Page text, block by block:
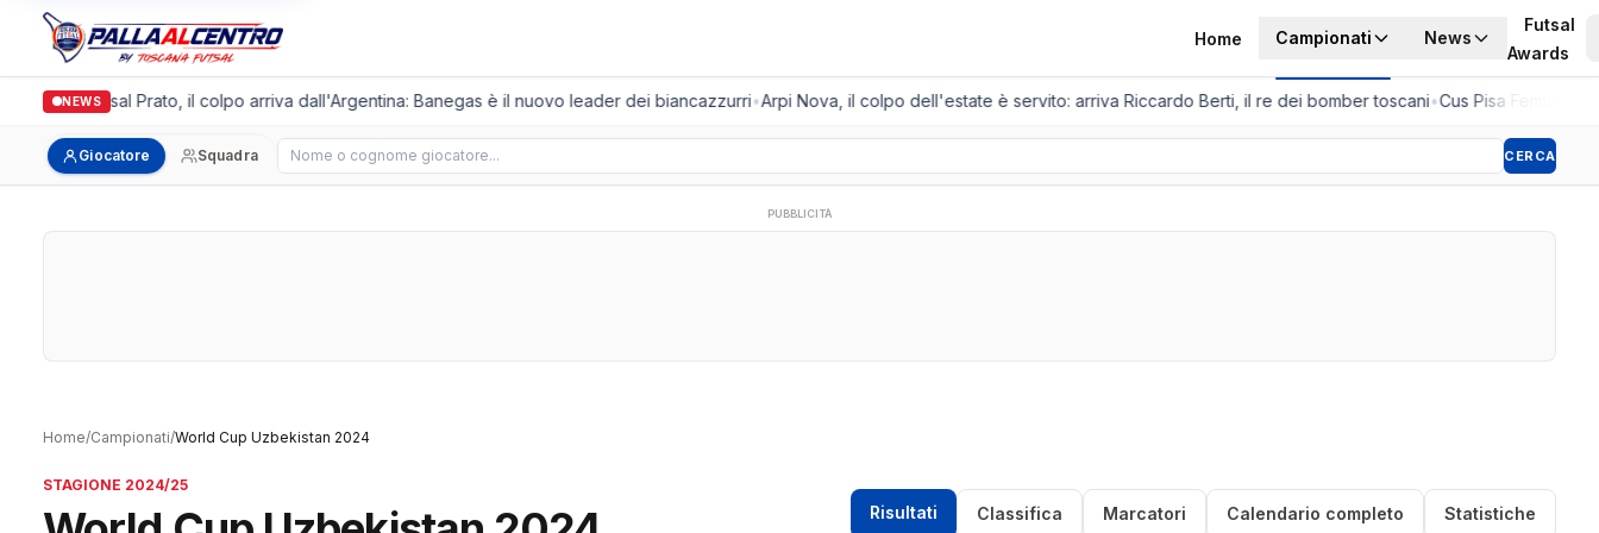
Home Campionati News
Futsal
Awards
NEWS
Futsal Prato, il colpo arriva dall'Argentina: Banegas è il nuovo leader dei biancazzurri•Arpi Nova, il colpo dell'estate è servito: arriva Riccardo Berti, il re dei bomber toscani•Cus Pisa Femminile,
Giocatore Squadra Cerca giocatore CERCA
PUBBLICITÀ
Home/Campionati/World Cup Uzbekistan 2024
STAGIONE 2024/25
Risultati Classifica Marcatori Calendario completo Statistiche